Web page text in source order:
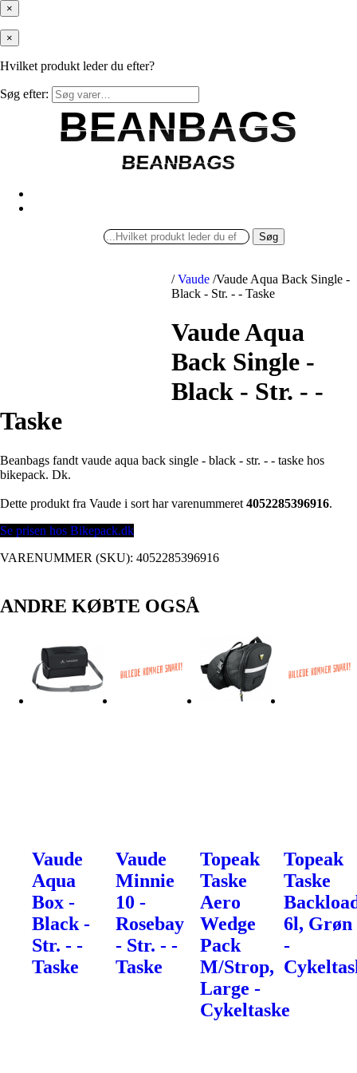
×
×
Hvilket produkt leder du efter?
Søg efter:
BEANBAGS
BEANBAGS
BEANBAGS
BEANBAGS
Søg
/ Vaude /Vaude Aqua Back Single -
Black - Str. - - Taske
Vaude Aqua
Back Single -
Black - Str. - -
Taske
Beanbags fandt vaude aqua back single - black - str. - - taske hos
bikepack. Dk.
Dette produkt fra Vaude i sort har varenummeret 4052285396916.
Se prisen hos Bikepack.dk
VARENUMMER (SKU): 4052285396916
ANDRE KØBTE OGSÅ
Vaude
Aqua
Box -
Black -
Str. - -
Taske
Vaude
Minnie
10 -
Rosebay
- Str. - -
Taske
Topeak
Taske
Aero
Wedge
Pack
M/Strop,
Large -
Cykeltaske
Topeak
Taske
6l, Grøn
-